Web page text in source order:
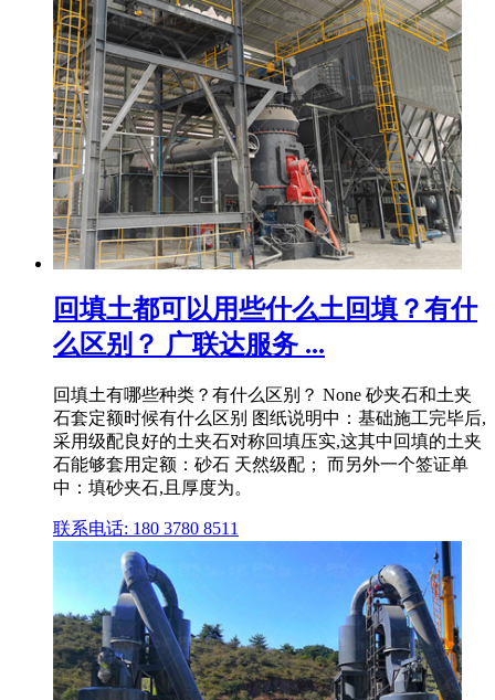
回填土都可以用些什么土回填？有什
么区别？ 广联达服务 ...
回填土有哪些种类？有什么区别？ None 砂夹石和土夹
石套定额时候有什么区别 图纸说明中：基础施工完毕后,
采用级配良好的土夹石对称回填压实,这其中回填的土夹
石能够套用定额：砂石 天然级配； 而另外一个签证单
中：填砂夹石,且厚度为。
联系电话: 180 3780 8511